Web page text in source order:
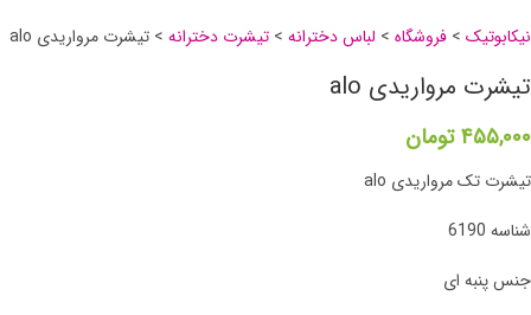
نیکابوتیک > فروشگاه > لباس دخترانه > تیشرت دخترانه > تیشرت مرواریدی alo
تیشرت مرواریدی alo
۴۵۵,۰۰۰ تومان
تیشرت‌ تک مرواریدی alo
شناسه 6190
جنس پنبه ای